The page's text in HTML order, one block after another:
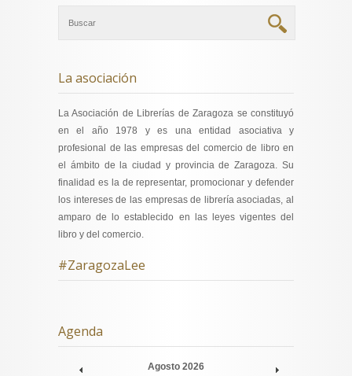
La asociación
La Asociación de Librerías de Zaragoza se constituyó
en el año 1978 y es una entidad asociativa y
profesional de las empresas del comercio de libro en
el ámbito de la ciudad y provincia de Zaragoza. Su
finalidad es la de representar, promocionar y defender
los intereses de las empresas de librería asociadas, al
amparo de lo establecido en las leyes vigentes del
libro y del comercio.
#ZaragozaLee
Agenda
Agosto 2026